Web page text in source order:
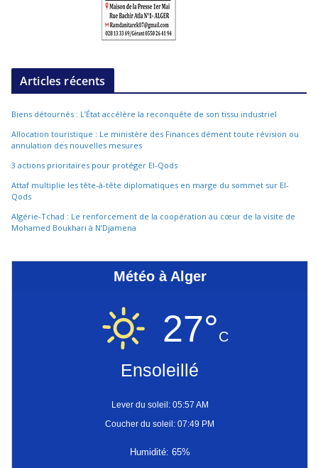
Articles récents
Biens détournés : L’État accélère la reconquête de son tissu industriel
Allocation touristique : Le ministère des Finances dément toute révision ou
annulation des nouvelles mesures
3 actions prioritaires pour protéger El-Qods
Attaf multiplie les tête-à-tête diplomatiques en marge du sommet sur El-
Qods
Algérie-Tchad : Le renforcement de la coopération au cœur de la visite de
Mohamed Boukhari à N’Djamena
Météo à Alger
27°C
Ensoleillé
Lever du soleil: 05:57 AM
Coucher du soleil: 07:49 PM
Humidité: 65%